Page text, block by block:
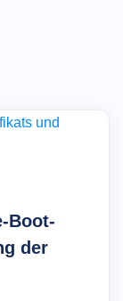
Boot-
der